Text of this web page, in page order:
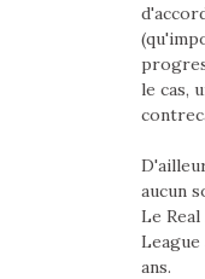
le cas,
aucun
Le
League
ans.